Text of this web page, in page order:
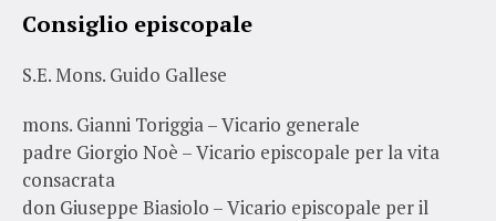
Consiglio episcopale
S.E. Mons. Guido Gallese
mons. Gianni Toriggia – Vicario generale
padre Giorgio Noè – Vicario episcopale per la vita
consacrata
don Giuseppe Biasiolo – Vicario episcopale per il